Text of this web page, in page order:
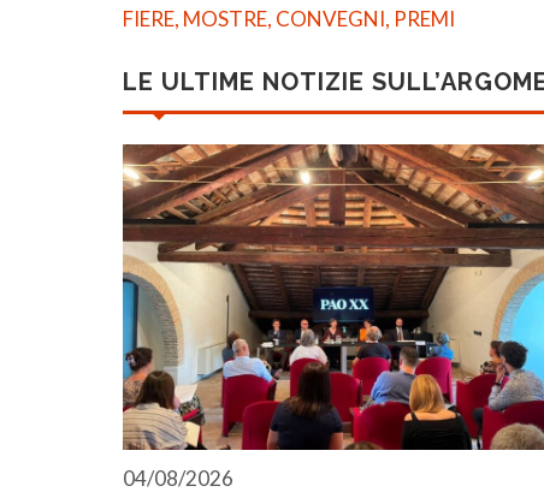
FIERE, MOSTRE, CONVEGNI, PREMI
LE ULTIME NOTIZIE
04/08/2026